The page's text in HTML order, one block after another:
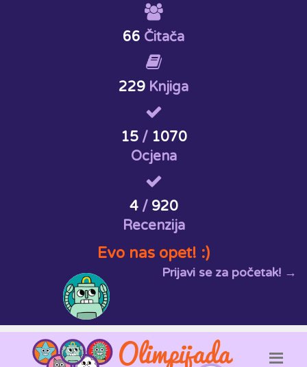
66 Čitača
229 Knjiga
15/ 1070
Ocjena
4/ 920
Recenzija
Evo nas opet! :)
Prijavi se za početak! →